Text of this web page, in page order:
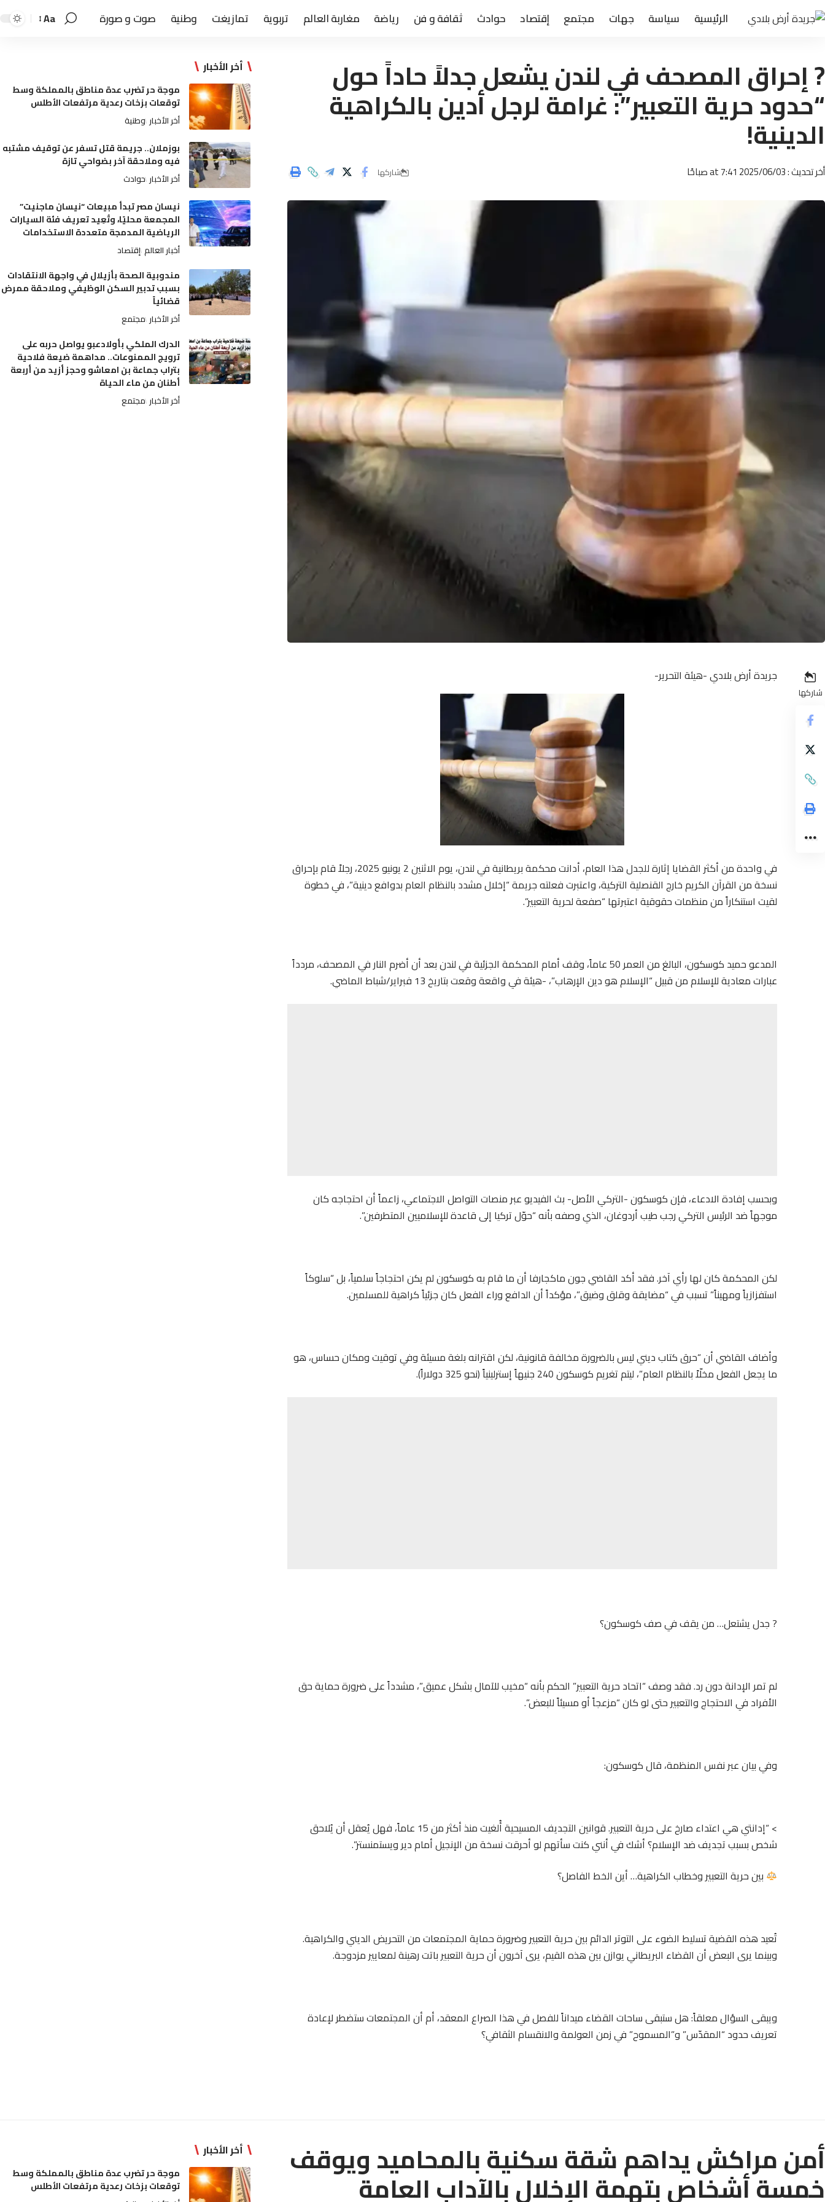
الرئيسية سياسة جهات مجتمع إقتصاد حوادث ثقافة و فن رياضة مغاربة العالم تربوية تمازيغت وطنية صوت و صورة Aa
? إحراق المصحف في لندن يشعل جدلاً حاداً حول
“حدود حرية التعبير”: غرامة لرجل أدين بالكراهية
الدينية!
أخر تحديث : 2025/06/03 at 7:41 صباحًا شاركها
شاركها
جريدة أرض بلادي -هيئة التحرير-
في واحدة من أكثر القضايا إثارة للجدل هذا العام، أدانت محكمة بريطانية في لندن، يوم الاثنين 2 يونيو 2025، رجلاً قام بإحراق
نسخة من القرآن الكريم خارج القنصلية التركية، واعتبرت فعلته جريمة “إخلال مشدد بالنظام العام بدوافع دينية”، في خطوة
لقيت استنكاراً من منظمات حقوقية اعتبرتها “صفعة لحرية التعبير”.
المدعو حميد كوسكون، البالغ من العمر 50 عاماً، وقف أمام المحكمة الجزئية في لندن بعد أن أضرم النار في المصحف، مردداً
عبارات معادية للإسلام من قبيل “الإسلام هو دين الإرهاب”، -هيئة في واقعة وقعت بتاريخ 13 فبراير/شباط الماضي.
وبحسب إفادة الادعاء، فإن كوسكون -التركي الأصل- بث الفيديو عبر منصات التواصل الاجتماعي، زاعماً أن احتجاجه كان
موجهاً ضد الرئيس التركي رجب طيب أردوغان، الذي وصفه بأنه “حوّل تركيا إلى قاعدة للإسلاميين المتطرفين”.
لكن المحكمة كان لها رأي آخر. فقد أكد القاضي جون ماكجارفا أن ما قام به كوسكون لم يكن احتجاجاً سلمياً، بل “سلوكاً
استفزازياً ومهيناً” تسبب في “مضايقة وقلق وضيق”، مؤكداً أن الدافع وراء الفعل كان جزئياً كراهية للمسلمين.
وأضاف القاضي أن “حرق كتاب ديني ليس بالضرورة مخالفة قانونية، لكن اقترانه بلغة مسيئة وفي توقيت ومكان حساس، هو
ما يجعل الفعل مخلّاً بالنظام العام”، ليتم تغريم كوسكون 240 جنيهاً إسترلينياً (نحو 325 دولاراً).
? جدل يشتعل… من يقف في صف كوسكون؟
لم تمر الإدانة دون رد. فقد وصف “اتحاد حرية التعبير” الحكم بأنه “مخيب للآمال بشكل عميق”، مشدداً على ضرورة حماية حق
الأفراد في الاحتجاج والتعبير حتى لو كان “مزعجاً أو مسيئاً للبعض”.
وفي بيان عبر نفس المنظمة، قال كوسكون:
> “إدانتي هي اعتداء صارخ على حرية التعبير. قوانين التجديف المسيحية أُلغيت منذ أكثر من 15 عاماً، فهل يُعقل أن يُلاحق
شخص بسبب تجديف ضد الإسلام؟ أشك في أنني كنت سأتهم لو أحرقت نسخة من الإنجيل أمام دير ويستمنستر”.
بين حرية التعبير وخطاب الكراهية… أين الخط الفاصل؟
تُعيد هذه القضية تسليط الضوء على التوتر الدائم بين حرية التعبير وضرورة حماية المجتمعات من التحريض الديني والكراهية.
وبينما يرى البعض أن القضاء البريطاني يوازن بين هذه القيم، يرى آخرون أن حرية التعبير باتت رهينة لمعايير مزدوجة.
ويبقى السؤال معلقاً: هل ستبقى ساحات القضاء ميداناً للفصل في هذا الصراع المعقد، أم أن المجتمعات ستضطر لإعادة
تعريف حدود “المقدّس” و”المسموح” في زمن العولمة والانقسام الثقافي؟
أخر الأخبار
موجة حر تضرب عدة مناطق بالمملكة وسط
توقعات بزخات رعدية مرتفعات الأطلس
أخر الأخبار وطنية
بوزملان.. جريمة قتل تسفر عن توقيف مشتبه
فيه وملاحقة آخر بضواحي تازة
أخر الأخبار حوادث
نيسان مصر تبدأ مبيعات “نيسان ماجنيت”
المجمعة محليًا، وتُعِيد تعريف فئة السيارات
الرياضية المدمجة متعددة الاستخدامات
أخبار العالم إقتصاد
مندوبية الصحة بأزيلال في واجهة الانتقادات
بسبب تدبير السكن الوظيفي وملاحقة ممرض
قضائياً
أخر الأخبار مجتمع
الدرك الملكي بأولادعبو يواصل حربه على
ترويج الممنوعات.. مداهمة ضيعة فلاحية
بتراب جماعة بن امعاشو وحجز أزيد من أربعة
أطنان من ماء الحياة
أخر الأخبار مجتمع
أمن مراكش يداهم شقة سكنية بالمحاميد ويوقف
خمسة أشخاص بتهمة الإخلال بالآداب العامة
أخر الأخبار
موجة حر تضرب عدة مناطق بالمملكة وسط
توقعات بزخات رعدية مرتفعات الأطلس